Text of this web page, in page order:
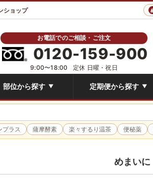
ショップ
お電話でのご相談・ご注文
0120-159-900
9:00〜18:00 定休 日曜・祝日
部位から探す ▼ 定期便から探す ▼
プラス 薩摩酵素 楽々するり温茶 便秘薬
めまいに